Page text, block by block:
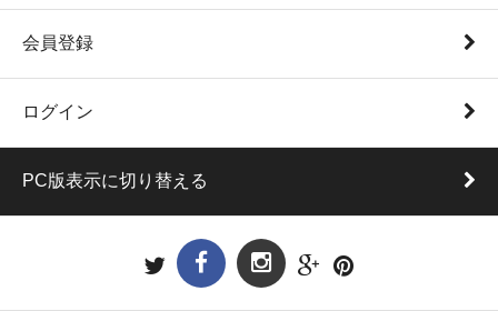
会員登録
ログイン
PC版表示に切り替える